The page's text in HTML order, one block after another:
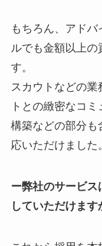
もちろん、アド
ルでも金額以上の
す。
スカウトなどの
トとの緻密なコ
構築などの部分も
応いただけました。
ー弊社のサービ
していただけます